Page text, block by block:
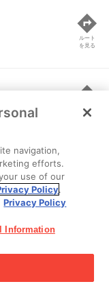
ルート
を見る
ルート
を見る
Ltd.
navigation,
efforts.
use of our
Policy.
Privacy Policy
Information